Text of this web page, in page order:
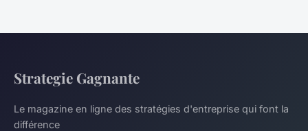
Strategie Gagnante
Le magazine en ligne des stratégies d'entreprise qui font la
différence